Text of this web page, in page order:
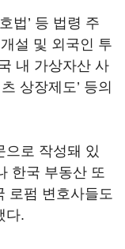
법’ 등 법령 주
설 및 외국인 투
내 가상자산 사
상장제도’ 등의
으로 작성돼 있
한국 부동산 또
로펌 변호사들도
다.